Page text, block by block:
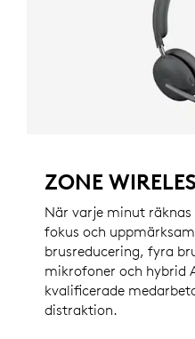
ZONE
När varje minut räknas
fokus och
brusreducering, fyra
mikrofoner och hybrid
kvalificerade
distraktion.